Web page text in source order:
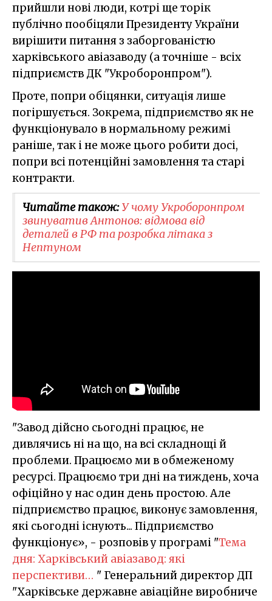
прийшли нові люди, котрі ще торік
публічно пообіцяли Президенту України
вирішити питання з заборгованістю
харківського авіазаводу (а точніше - всіх
підприємств ДК "Укроборонпром").
Проте, попри обіцянки, ситуація лише
погіршується. Зокрема, підприємство як не
функціонувало в нормальному режимі
раніше, так і не може цього робити досі,
попри всі потенційні замовлення та старі
контракти.
Читайте також:У чому Укроборонпром
звинуватив Антонов: відмова від
деталей в РФ та розробка літака з
Нептуном
"Завод дійсно сьогодні працює, не
дивлячись ні на що, на всі складнощі й
проблеми. Працюємо ми в обмеженому
ресурсі. Працюємо три дні на тиждень, хоча
офіційно у нас один день простою. Але
підприємство працює, виконує замовлення,
які сьогодні існують... Підприємство
функціонує», - розповів у програмі "Тема
дня: Харківський авіазавод: які
перспективи… " Генеральний директор ДП
"Харківське державне авіаційне виробниче